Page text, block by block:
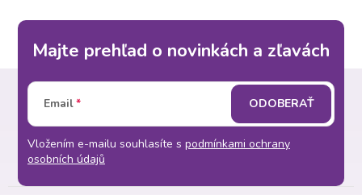
Majte prehľad o novinkách a zľavách
Email
Vložením e-mailu souhlasíte s podmínkami ochrany
osobních údajů
ODOBERAŤ